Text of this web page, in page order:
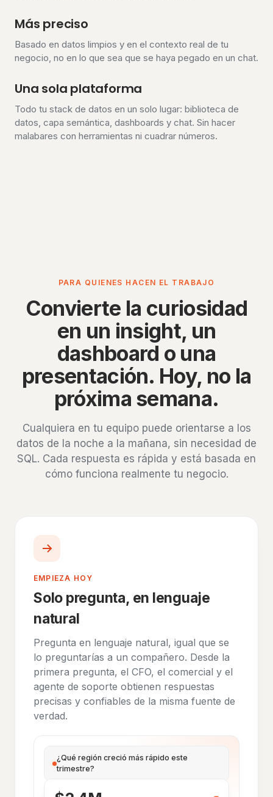
Más preciso
Basado en datos limpios y en el contexto real de tu
negocio, no en lo que sea que se haya pegado en un chat.
Una sola plataforma
Todo tu stack de datos en un solo lugar: biblioteca de
datos, capa semántica, dashboards y chat. Sin hacer
malabares con herramientas ni cuadrar números.
PARA QUIENES HACEN EL TRABAJO
Convierte la curiosidad
en un insight, un
dashboard o una
presentación. Hoy, no la
próxima semana.
Cualquiera en tu equipo puede orientarse a los
datos de la noche a la mañana, sin necesidad de
SQL. Cada respuesta es rápida y está basada en
cómo funciona realmente tu negocio.
EMPIEZA HOY
Solo pregunta, en lenguaje
natural
Pregunta en lenguaje natural, igual que se
lo preguntarías a un compañero. Desde la
primera pregunta, el CFO, el comercial y el
agente de soporte obtienen respuestas
precisas y confiables de la misma fuente de
verdad.
¿Qué región creció más rápido este
trimestre?